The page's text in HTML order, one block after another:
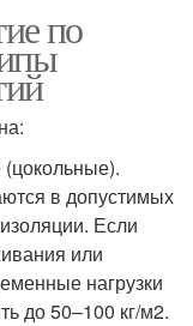
по
в допустимых
Если
или
нагрузки
до 50–100 кг/м2.